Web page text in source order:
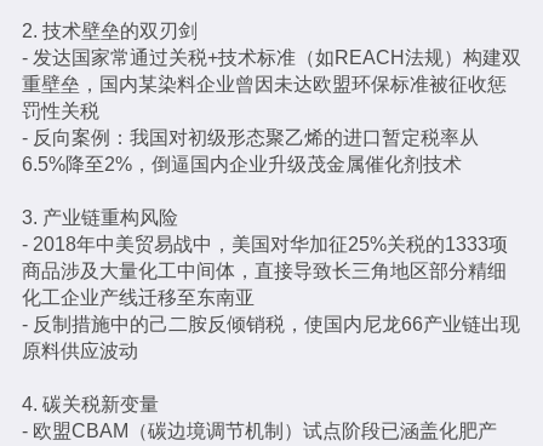
2. 技术壁垒的双刃剑
- 发达国家常通过关税+技术标准（如REACH法规）构建双
重壁垒，国内某染料企业曾因未达欧盟环保标准被征收惩
罚性关税
- 反向案例：我国对初级形态聚乙烯的进口暂定税率从
6.5%降至2%，倒逼国内企业升级茂金属催化剂技术
3. 产业链重构风险
- 2018年中美贸易战中，美国对华加征25%关税的1333项
商品涉及大量化工中间体，直接导致长三角地区部分精细
化工企业产线迁移至东南亚
- 反制措施中的己二胺反倾销税，使国内尼龙66产业链出现
原料供应波动
4. 碳关税新变量
- 欧盟CBAM（碳边境调节机制）试点阶段已涵盖化肥产